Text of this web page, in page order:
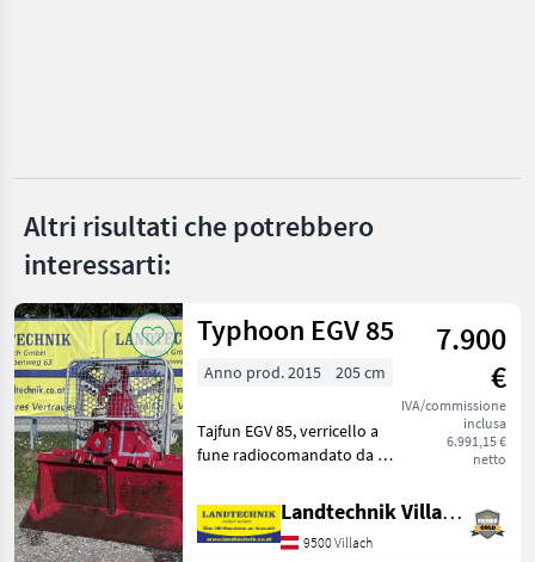
Offerte dei
rivenditori
Annunci
Altri risultati che potrebbero
interessarti:
Typhoon EGV 85
7.900
€
IVA/commissione
inclusa
6.991,15 €
netto
Anno prod. 2015 205 cm
Tajfun EGV 85, verricello a
fune radiocomandato da 8,
superiore e inferiore, fune
in plastica con ganci
paralleli, scorrifune,
Landtechnik Villach GmbH
9500 Villach